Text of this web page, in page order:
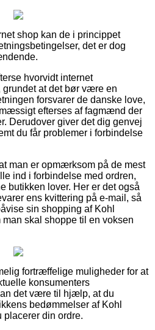
shop kan de i princippet
det er dog
hvorvidt internet
at det bør være en
forsvarer de danske love,
efterses af fagmænd der
Derudover giver det dig genvej
du får problemer i forbindelse
man er opmærksom på de mest
ind i forbindelse med ordren,
butikken lover. Her er det også
ens kvittering på e-mail, så
sin shopping af Kohl
skal shoppe til en voksen
fortræffelige muligheder for at
konsumenters
det være til hjælp, at du
bedømmelser af Kohl
placerer din ordre.